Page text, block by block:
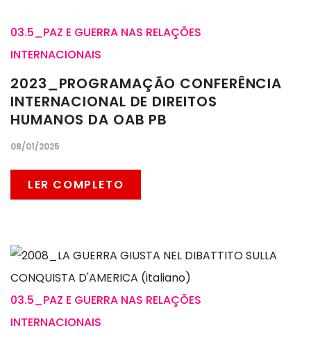
03.5_PAZ E GUERRA NAS RELAÇÕES
INTERNACIONAIS
2023_PROGRAMAÇÃO CONFERÊNCIA
INTERNACIONAL DE DIREITOS
HUMANOS DA OAB PB
08/01/2025
LER COMPLETO
03.5_PAZ E GUERRA NAS RELAÇÕES
INTERNACIONAIS